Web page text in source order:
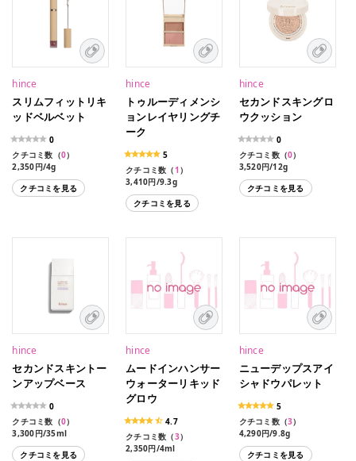
W006 リファインド
W007 ギフティッド
W008 クラシカル
W009 レアーモーメント
W010 リマーカブル(日本
限定色)
hince
スリムフィットリキ
ッドベルベット
0
クチコミ数（0）
2,350円/4g
クチコミを見る
hince
トゥルーディメンシ
ョンレイヤリングチ
ーク
5
クチコミ数（1 ）
3,410円/9.3g
クチコミを見る
hince
セカンドスキングロ
ウクッション
0
クチコミ数（0）
3,520円/12g
クチコミを見る
hince
セカンドスキントー
ンアップベース
0
クチコミ数（0）
3,300円/35ml
クチコミを見る
hince
ムードインハンサー
ウォーターリキッド
グロウ
4.7
クチコミ数（3）
2,350円/4ml
hince
ニューデップスアイ
シャドウパレット
5
クチコミ数（3）
4,290円/9.8g
クチコミを見る